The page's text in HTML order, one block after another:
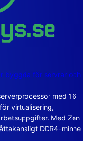
byggda för servrar och
med 16
virtualisering,
Med Zen
DDR4-minne